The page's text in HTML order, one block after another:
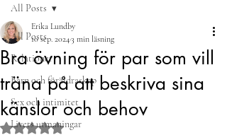
All Posts
Relationer
Barn och föräldraskap
Sex och intimitet
Livets utmaningar
All Posts
Bra övning för par som vill
träna på att beskriva sina
känslor och behov
Erika Lundby
10 sep. 20243 min läsning
Betygsatt till NaN av 5 stjärnor.